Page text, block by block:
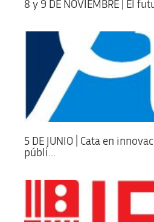
8 y 9 DE NOVIEMBRE | El
5 DE JUNIO | Cata en
públi...